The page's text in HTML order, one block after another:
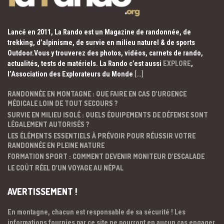
Lancé en 2011, La Rando est un Magazine de randonnée, de
trekking, d’alpinisme, de survie en milieu naturel & de sports
Outdoor.Vous y trouverez des photos, vidéos, carnets de rando,
actualités, tests de matériels. La Rando c’est aussi EXPLORE,
l’Association des Explorateurs du Monde […]
RANDONNÉE EN MONTAGNE : QUE FAIRE EN CAS D’URGENCE
MÉDICALE LOIN DE TOUT SECOURS ?
SURVIE EN MILIEU ISOLÉ : QUELS ÉQUIPEMENTS DE DÉFENSE SONT
LÉGALEMENT AUTORISÉS ?
LES ÉLÉMENTS ESSENTIELS À PRÉVOIR POUR RÉUSSIR VOTRE
RANDONNÉE EN PLEINE NATURE
FORMATION SPORT : COMMENT DEVENIR MONITEUR D’ESCALADE
LE COÛT RÉEL D’UN VOYAGE AU NÉPAL
AVERTISSEMENT !
En montagne, chacun est responsable de sa sécurité ! Les